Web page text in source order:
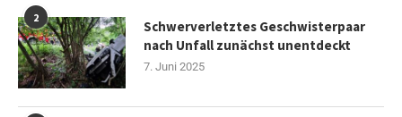
2
Schwerverletztes Geschwisterpaar
nach Unfall zunächst unentdeckt
7. Juni 2025